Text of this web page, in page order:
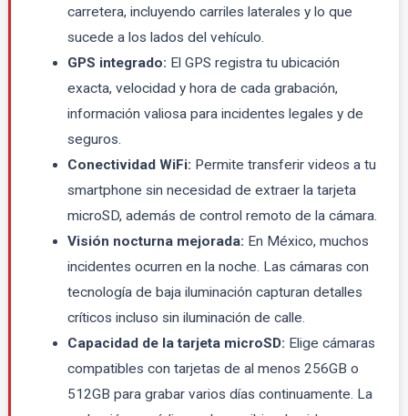
carretera, incluyendo carriles laterales y lo que
sucede a los lados del vehículo.
GPS integrado: El GPS registra tu ubicación
exacta, velocidad y hora de cada grabación,
información valiosa para incidentes legales y de
seguros.
Conectividad WiFi: Permite transferir videos a tu
smartphone sin necesidad de extraer la tarjeta
microSD, además de control remoto de la cámara.
Visión nocturna mejorada: En México, muchos
incidentes ocurren en la noche. Las cámaras con
tecnología de baja iluminación capturan detalles
críticos incluso sin iluminación de calle.
Capacidad de la tarjeta microSD: Elige cámaras
compatibles con tarjetas de al menos 256GB o
512GB para grabar varios días continuamente. La